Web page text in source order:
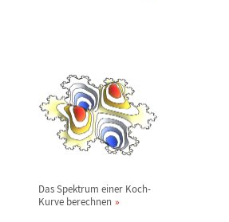
Das Spektrum einer Koch-
Kurve berechnen